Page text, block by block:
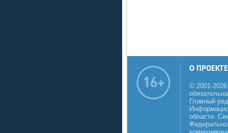
О ПРОЕКТЕ
© 2001-
Главный
области.